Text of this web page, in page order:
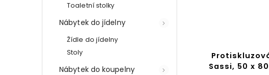
Toaletní stolky
Nábytek do jídelny
Žídle do jídelny
Stoly
Nábytek do koupelny
Sassi, 50 x